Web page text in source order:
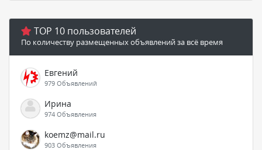
TOP 10 пользователей
По количеству размещенных объявлений за всё время
Евгений
979 Объявлений
Ирина
974 Объявления
koemz@mail.ru
903 Объявления